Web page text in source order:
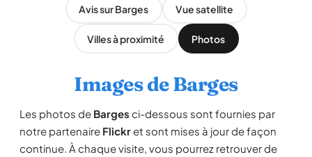
Avis sur Barges Vue satellite
Villes à proximité Photos
Images de Barges
Les photos de Barges ci-dessous sont fournies par
notre partenaire Flickret sont mises à jour de façon
continue. À chaque visite, vous pourrez retrouver de